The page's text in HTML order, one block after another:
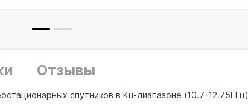
спутников в Ku-диапазоне (10.7-12.75ГГц)
Отзывы